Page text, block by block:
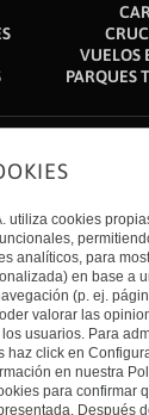
VUELOS
PARQUES
utiliza cookies
analíticos, para
en base a
(p. ej.
valorar las
usuarios. Para
haz click en
en nuestra
para confirmar
Después